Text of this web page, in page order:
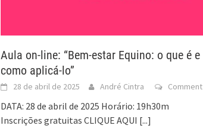
Aula on-line: “Bem-estar Equino: o que é e
como aplicá-lo”
28 de abril de 2025 André Cintra Comment
DATA: 28 de abril de 2025 Horário: 19h30m
Inscrições gratuitas CLIQUE AQUI [...]